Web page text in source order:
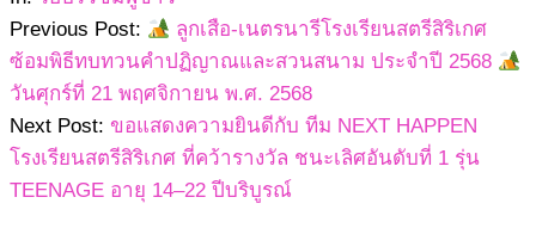
Previous Post:
ลูกเสือ-เนตรนารีโรงเรียนสตรีสิริเกศ
ซ้อมพิธีทบทวนคำปฏิญาณและสวนสนาม ประจำปี 2568
วันศุกร์ที่ 21 พฤศจิกายน พ.ศ. 2568
Next Post: ขอแสดงความยินดีกับ ทีม NEXT HAPPEN
โรงเรียนสตรีสิริเกศ ที่คว้ารางวัล ชนะเลิศอันดับที่ 1 รุ่น
TEENAGE อายุ 14–22 ปีบริบูรณ์